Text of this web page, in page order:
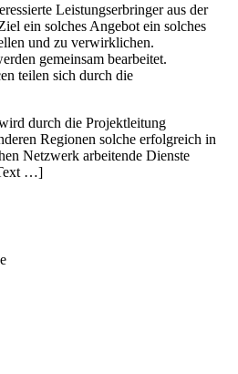
Leistungserbringer aus der
ein solches Angebot ein solches
und zu verwirklichen.
gemeinsam bearbeitet.
teilen sich durch die
durch die Projektleitung
Regionen solche erfolgreich in
Netzwerk arbeitende Dienste
…]